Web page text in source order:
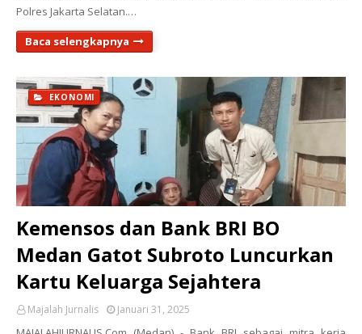
Polres Jakarta Selatan.…
Baca selengkapnya
EKONOMI
Kemensos dan Bank BRI BO
Medan Gatot Subroto Luncurkan
Kartu Keluarga Sejahtera
Majalah Jurnalis Januari 31, 2025